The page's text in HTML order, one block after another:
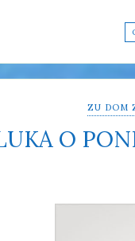
ZU DOM
O